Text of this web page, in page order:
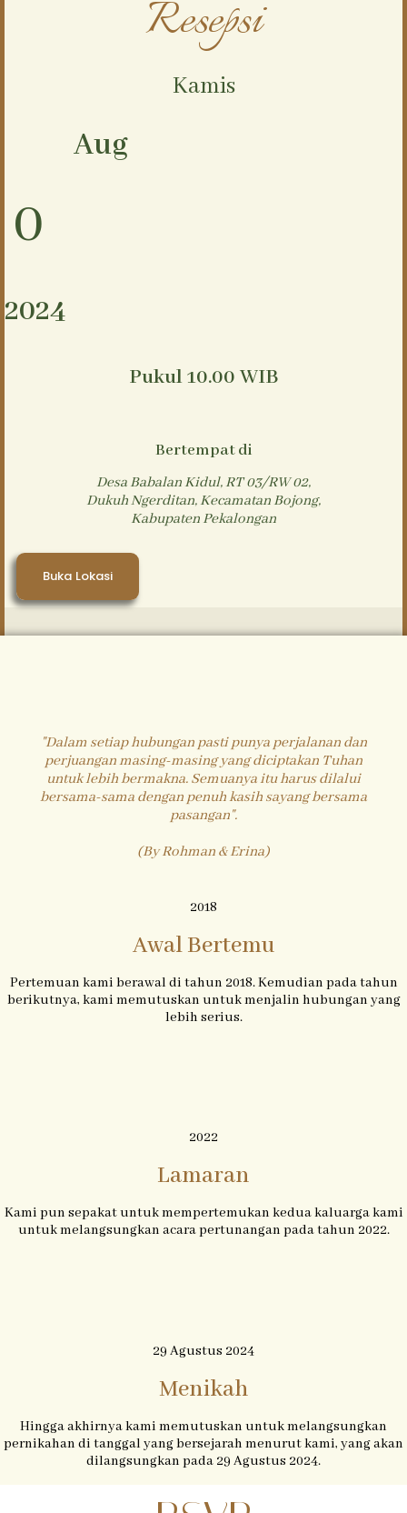
Resepsi
Kamis
Aug
0
2024
Pukul 10.00 WIB
Bertempat di
Desa Babalan Kidul, RT 03/RW 02,
Dukuh Ngerditan, Kecamatan Bojong,
Kabupaten Pekalongan
Buka Lokasi
"Dalam setiap hubungan pasti punya perjalanan dan
perjuangan masing-masing yang diciptakan Tuhan
untuk lebih bermakna. Semuanya itu harus dilalui
bersama-sama dengan penuh kasih sayang bersama
pasangan".
(By Rohman & Erina)
Cerita
Tentang Kita
2018
Awal Bertemu
Pertemuan kami berawal di tahun 2018. Kemudian pada tahun
berikutnya, kami memutuskan untuk menjalin hubungan yang
lebih serius.
2022
Lamaran
Kami pun sepakat untuk mempertemukan kedua kaluarga kami
untuk melangsungkan acara pertunangan pada tahun 2022.
29 Agustus 2024
Menikah
Hingga akhirnya kami memutuskan untuk melangsungkan
pernikahan di tanggal yang bersejarah menurut kami, yang akan
dilangsungkan pada 29 Agustus 2024.
Wedding Gift
pernikahan kami sudah sangat cukup sebagai hadiah, tetapi jika